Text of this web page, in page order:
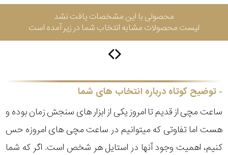
محصولی با این مشخصات یافت نشد
لیست محصولات مشابه انتخاب شما در زیر آمده است
توضیح کوتاه درباره انتخاب های شما
ساعت مچی از قدیم تا امروز یکی از ابزار های سنجش زمان بوده و
هست اما تفاوتی که میتوانیم در ساعت مچی های امروزه حس
کنیم، اهمیت وجود آنها در استایل هر شخص است. اگر که شما
سیکو
سیتیزن
اورینت
پیلار